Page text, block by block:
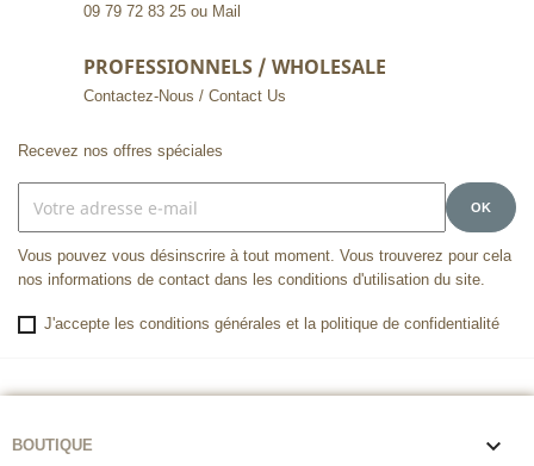
09 79 72 83 25 ou Mail
PROFESSIONNELS / WHOLESALE
Contactez-Nous / Contact Us
Recevez nos offres spéciales
Vous pouvez vous désinscrire à tout moment. Vous trouverez pour cela
nos informations de contact dans les conditions d'utilisation du site.
J'accepte les conditions générales et la politique de confidentialité
BOUTIQUE 